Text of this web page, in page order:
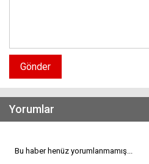
Gönder
Yorumlar
Bu haber henüz yorumlanmamış...